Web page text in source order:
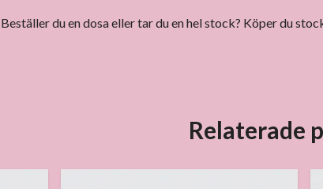
Beställer du en dosa eller tar du en hel stock? Köper du
Relaterade